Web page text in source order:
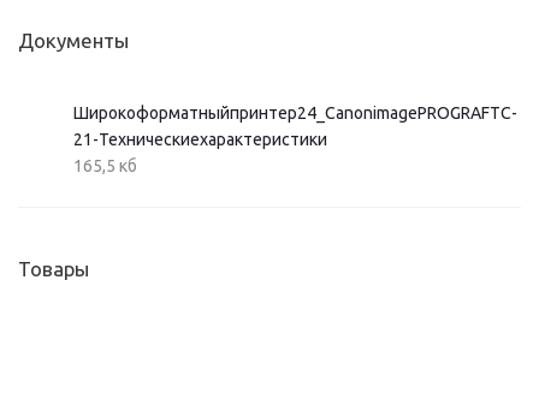
Документы
Широкоформатныйпринтер24_CanonimagePROGRAFTC-
21-Техническиехарактеристики
165,5 кб
Товары